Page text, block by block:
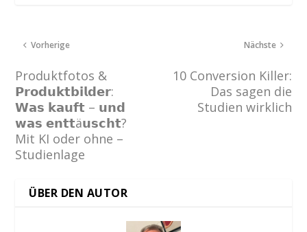
Vorherige
Produktfotos &
𝗣𝗿𝗼𝗱𝘂𝗸𝘁𝗯𝗶𝗹𝗱𝗲𝗿:
𝗪𝗮𝘀 𝗸𝗮𝘂𝗳𝘁 – 𝘂𝗻𝗱
𝘄𝗮𝘀 𝗲𝗻𝘁𝘁ä𝘂𝘀𝗰𝗵𝘁?
Mit KI oder ohne –
Studienlage
Nächste
10 Conversion Killer:
Das sagen die
Studien wirklich
ÜBER DEN AUTOR